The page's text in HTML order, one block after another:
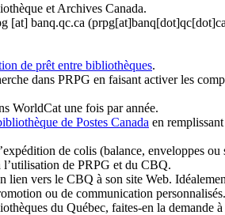
et Archives Canada.
[at] banq.qc.ca
de prêt entre bibliothèques.
dans PRPG en faisant activer les
WorldCat une fois par année.
de Postes Canada en
de colis (balance, enveloppes ou
de PRPG et du CBQ.
lien vers le CBQ à son site Web.
ou de communication
du Québec, faites-en la demande